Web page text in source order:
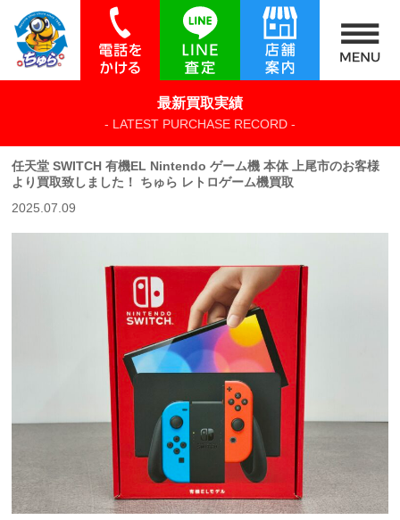
最新買取実績
- LATEST PURCHASE RECORD -
任天堂 SWITCH 有機EL Nintendo ゲーム機 本体 上尾市のお客様
より買取致しました！ ちゅら レトロゲーム機買取
2025.07.09